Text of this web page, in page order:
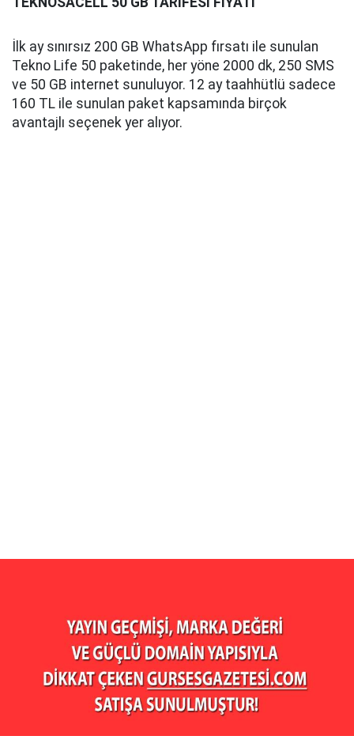
İlk ay sınırsız 200 GB WhatsApp fırsatı ile sunulan
Tekno Life 50 paketinde, her yöne 2000 dk, 250 SMS
ve 50 GB internet sunuluyor. 12 ay taahhütlü sadece
160 TL ile sunulan paket kapsamında birçok
avantajlı seçenek yer alıyor.